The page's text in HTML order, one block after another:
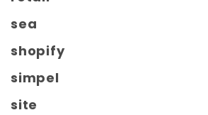
sea
shopify
simpel
site